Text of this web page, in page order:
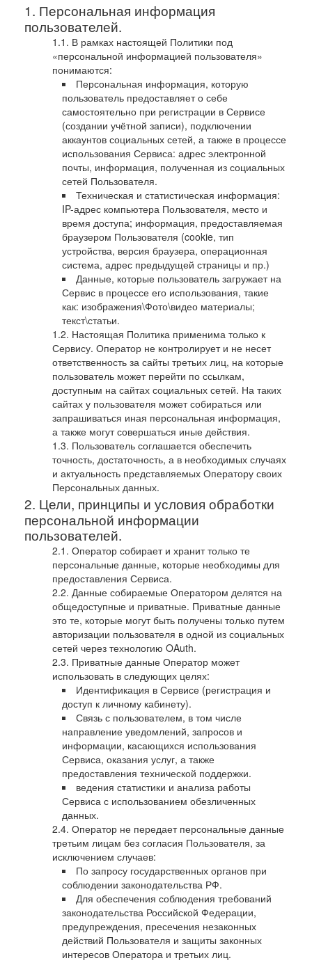
Персональная информация
пользователей.
В рамках настоящей Политики под
«персональной информацией пользователя»
понимаются:
Персональная информация, которую
пользователь предоставляет о себе
самостоятельно при регистрации в Сервисе
(создании учётной записи), подключении
аккаунтов социальных сетей, а также в процессе
использования Сервиса: адрес электронной
почты, информация, полученная из социальных
сетей Пользователя.
Техническая и статистическая информация:
IP-адрес компьютера Пользователя, место и
время доступа; информация, предоставляемая
браузером Пользователя (cookie, тип
устройства, версия браузера, операционная
система, адрес предыдущей страницы и пр.)
Данные, которые пользователь загружает на
Сервис в процессе его использования, такие
как: изображения\Фото\видео материалы;
текст\статьи.
Настоящая Политика применима только к
Сервису. Оператор не контролирует и не несет
ответственность за сайты третьих лиц, на которые
пользователь может перейти по ссылкам,
доступным на сайтах социальных сетей. На таких
сайтах у пользователя может собираться или
запрашиваться иная персональная информация,
а также могут совершаться иные действия.
Пользователь соглашается обеспечить
точность, достаточность, а в необходимых случаях
и актуальность представляемых Оператору своих
Персональных данных.
Цели, принципы и условия обработки
персональной информации
пользователей.
Оператор собирает и хранит только те
персональные данные, которые необходимы для
предоставления Сервиса.
Данные собираемые Оператором делятся на
общедоступные и приватные. Приватные данные
это те, которые могут быть получены только путем
авторизации пользователя в одной из социальных
сетей через технологию OAuth.
Приватные данные Оператор может
использовать в следующих целях:
Идентификация в Сервисе (регистрация и
доступ к личному кабинету).
Связь с пользователем, в том числе
направление уведомлений, запросов и
информации, касающихся использования
Сервиса, оказания услуг, а также
предоставления технической поддержки.
ведения статистики и анализа работы
Сервиса с использованием обезличенных
данных.
Оператор не передает персональные данные
третьим лицам без согласия Пользователя, за
исключением случаев:
По запросу государственных органов при
соблюдении законодательства РФ.
Для обеспечения соблюдения требований
законодательства Российской Федерации,
предупреждения, пресечения незаконных
действий Пользователя и защиты законных
интересов Оператора и третьих лиц.